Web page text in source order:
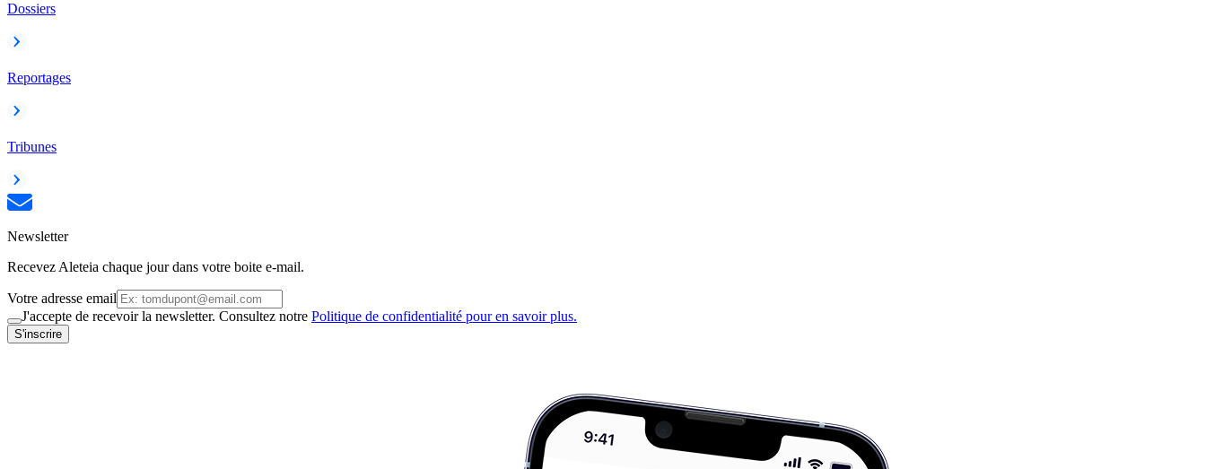
Dossiers
Reportages
Tribunes
Newsletter
Recevez Aleteia chaque jour dans votre boite e-mail.
Votre adresse email
J'accepte de recevoir la newsletter. Consultez notre Politique de confidentialité pour en savoir plus.
S'inscrire